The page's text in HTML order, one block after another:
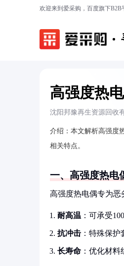
欢迎来到爱采购，百度旗下B2B
高强度热
沈阳邦豫再生资源回收
介绍： 本文解析高强度
相关特点。
一、高强度热电
高强度热电偶专为恶
耐高温 ：可承受
抗冲击 ：特殊保
长寿命 ：优化材